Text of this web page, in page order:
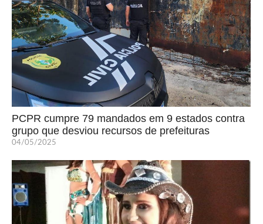
PCPR cumpre 79 mandados em 9 estados contra
grupo que desviou recursos de prefeituras
04/05/2025